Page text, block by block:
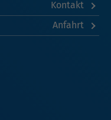
Kontakt
Anfahrt